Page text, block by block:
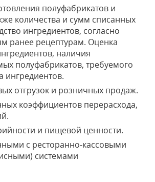
полуфабрикатов и
количества и сумм списанных
ингредиентов, согласно
ранее рецептурам. Оценка
наличия
полуфабрикатов, требуемого
ингредиентов.
отгрузок и розничных продаж.
коэффициентов перерасхода,
и пищевой ценности.
с ресторанно-кассовыми
системами